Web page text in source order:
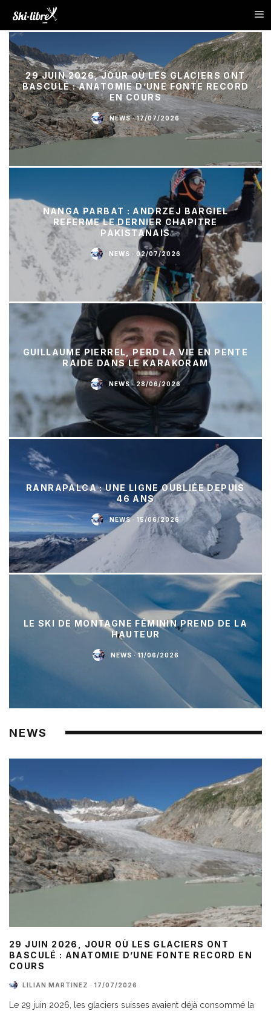
29 JUIN 2026, JOUR OÙ LES GLACIERS ONT
BASCULÉ : ANATOMIE D’UNE FONTE RECORD
EN COURS
NEWS · 17/07/2026
NANGA PARBAT : ANDRZEJ BARGIEL
REFERME LE DERNIER CHAPITRE
PAKISTANAIS
NEWS · 02/07/2026
GUILLAUME PIERREL, PERD LA VIE EN PENTE
RAIDE DANS LE KARAKORAM
NEWS · 28/06/2026
RANRAPALCA : UNE LIGNE OUBLIÉE DEPUIS
46 ANS
NEWS · 15/06/2026
LE SKI DE MONTAGNE FÉMININ PREND DE LA
HAUTEUR
NEWS · 11/06/2026
NEWS
29 JUIN 2026, JOUR OÙ LES GLACIERS ONT
BASCULÉ : ANATOMIE D’UNE FONTE RECORD EN
COURS
LILIAN MARTINEZ · 17/07/2026
Le 29 juin 2026, les glaciers suisses avaient déjà consommé la